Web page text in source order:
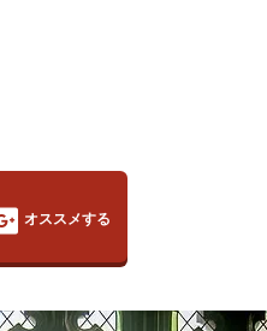
オススメする